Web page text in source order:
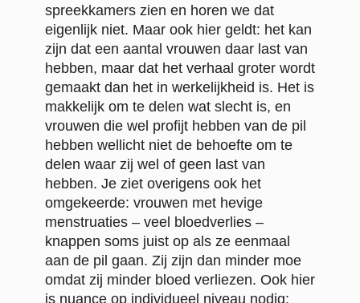
spreekkamers zien en horen we dat
eigenlijk niet. Maar ook hier geldt: het kan
zijn dat een aantal vrouwen daar last van
hebben, maar dat het verhaal groter wordt
gemaakt dan het in werkelijkheid is. Het is
makkelijk om te delen wat slecht is, en
vrouwen die wel profijt hebben van de pil
hebben wellicht niet de behoefte om te
delen waar zij wel of geen last van
hebben. Je ziet overigens ook het
omgekeerde: vrouwen met hevige
menstruaties – veel bloedverlies –
knappen soms juist op als ze eenmaal
aan de pil gaan. Zij zijn dan minder moe
omdat zij minder bloed verliezen. Ook hier
is nuance op individueel niveau nodig: